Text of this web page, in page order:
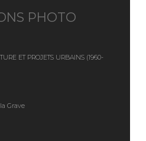
PHOTO
ET PROJETS URBAINS (1960-
Grave